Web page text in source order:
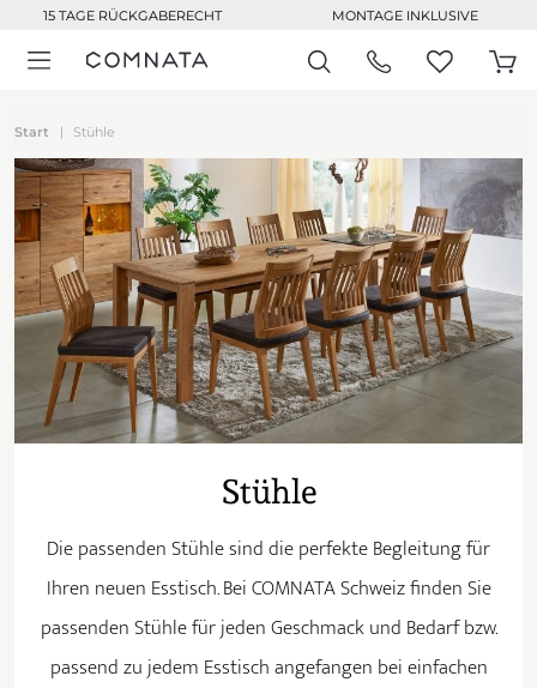
15 TAGE RÜCKGABERECHT MONTAGE INKLUSIVE
Start Stühle
Stühle
Die passenden Stühle sind die perfekte Begleitung für
Ihren neuen Esstisch. Bei COMNATA Schweiz finden Sie
passenden Stühle für jeden Geschmack und Bedarf bzw.
passend zu jedem Esstisch angefangen bei einfachen